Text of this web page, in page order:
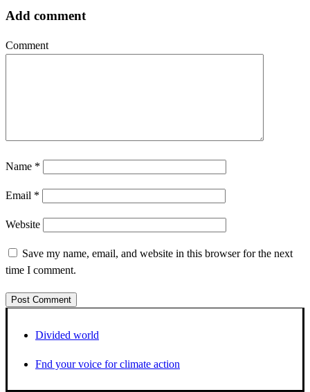
Add comment
Comment
Name *
Email *
Website
Save my name, email, and website in this browser for the next
time I comment.
Divided world
Fnd your voice for climate action